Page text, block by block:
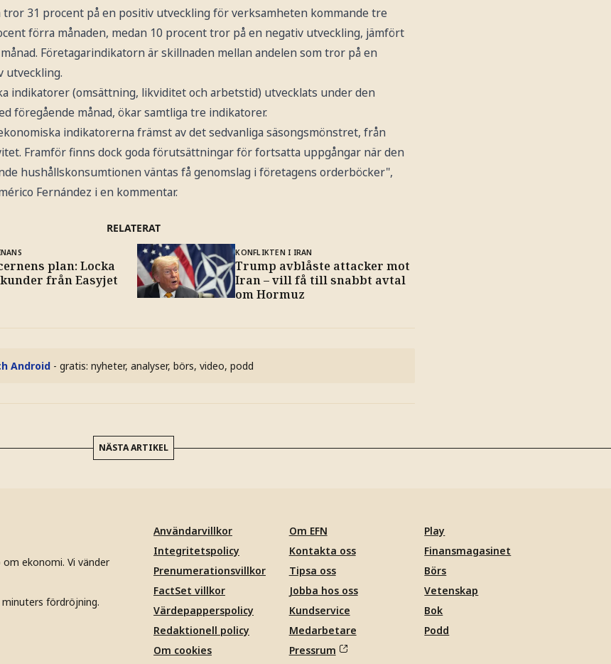
31 procent på en positiv utveckling för verksamheten kommande tre
förra månaden, medan 10 procent tror på en negativ utveckling, jämfört
Företagarindikatorn är skillnaden mellan andelen som tror på en
utveckling.
indikatorer (omsättning, likviditet och arbetstid) utvecklats under den
föregående månad, ökar samtliga tre indikatorer.
indikatorerna främst av det sedvanliga säsongsmönstret, från
Framför finns dock goda förutsättningar för fortsatta uppgångar när den
hushållskonsumtionen väntas få genomslag i företagens orderböcker",
Fernández i en kommentar.
RELATERAT
plan: Locka
från Easyjet
KONFLIKTEN I IRAN
Trump avblåste attacker mot
Iran – vill få till snabbt avtal
om Hormuz
Android - gratis: nyheter, analyser, börs, video, podd
NÄSTA ARTIKEL
om ekonomi. Vi vänder
fördröjning.
Användarvillkor
Integritetspolicy
Prenumerationsvillkor
FactSet villkor
Värdepapperspolicy
Redaktionell policy
Om cookies
Om EFN
Kontakta oss
Tipsa oss
Jobba hos oss
Kundservice
Medarbetare
Pressrum
Play
Finansmagasinet
Börs
Vetenskap
Bok
Podd